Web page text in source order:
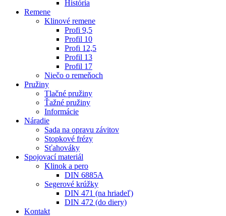
História
Remene
Klinové remene
Profi 9,5
Profil 10
Profi 12,5
Profil 13
Profil 17
Niečo o remeňoch
Pružiny
Tlačné pružiny
Ťažné pružiny
Informácie
Náradie
Sada na opravu závitov
Stopkové frézy
Sťahováky
Spojovací materiál
Klinok a pero
DIN 6885A
Segerové krúžky
DIN 471 (na hriadeľ)
DIN 472 (do diery)
Kontakt